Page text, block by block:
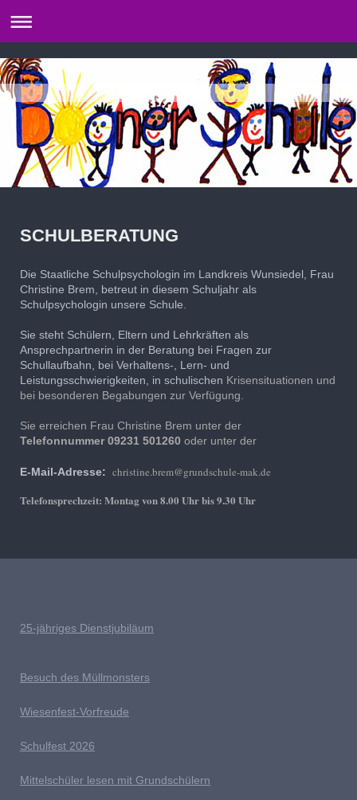
SCHULBERATUNG
Die Staatliche Schulpsychologin im Landkreis Wunsiedel, Frau
Christine Brem, betreut in diesem Schuljahr als
Schulpsychologin unsere Schule.
Sie steht Schülern, Eltern und Lehrkräften als
Ansprechpartnerin in der Beratung bei Fragen zur
Schullaufbahn, bei Verhaltens-, Lern- und
Leistungsschwierigkeiten, in schulischen Krisensituationen und
bei besonderen Begabungen zur Verfügung.
Sie erreichen Frau Christine Brem unter der
Telefonnummer 09231 501260 oder unter der
E-Mail-Adresse: christine.brem@grundschule-mak.de
Telefonsprechzeit: Montag von 8.00 Uhr bis 9.30 Uhr
25-jähriges Dienstjubiläum
Besuch des Müllmonsters
Wiesenfest-Vorfreude
Schulfest 2026
Mittelschüler lesen mit Grundschülern